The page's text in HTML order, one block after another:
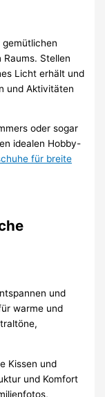
Stellen
Licht erhält und
und Aktivitäten
oder sogar
idealen Hobby-
für breite
und
warme und
Kissen und
und Komfort